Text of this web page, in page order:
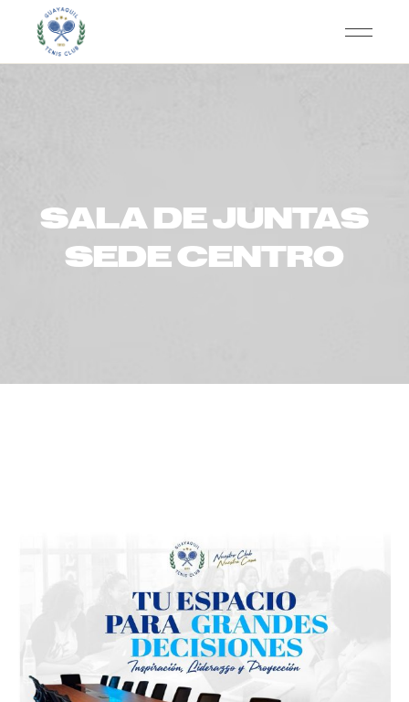
SALA DE JUNTAS
SEDE CENTRO